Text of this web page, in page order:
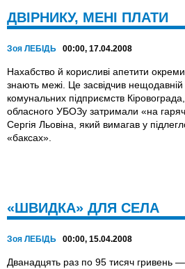
ДВІРНИКУ, МЕНІ ПЛАТИ
Зоя ЛЕБІДЬ 00:00, 17.04.2008
Нахабство й корисливі апетити
знають межі. Це засвідчив
комунальних підприємств
обласного УБОЗу затримали «на
Сергія Льовіна, який вимагав у
«баксах».
«ШВИДКА» ДЛЯ СЕЛА
Зоя ЛЕБІДЬ 00:00, 15.04.2008
Дванадцять раз по 95 тисяч гривень —